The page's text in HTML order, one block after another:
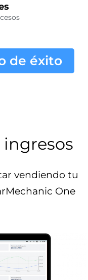
de éxito
vendiendo tu
One